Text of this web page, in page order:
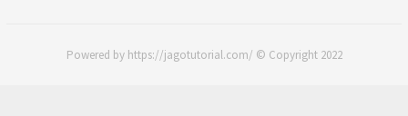
Powered by https://jagotutorial.com/ © Copyright 2022